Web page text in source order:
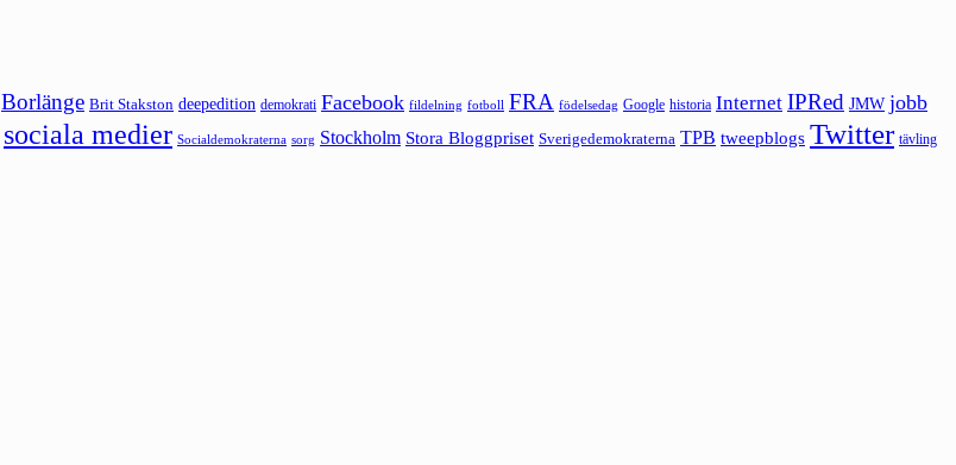
Borlänge Brit Stakston deepedition demokrati Facebook fildelning fotboll FRA födelsedag Google historia Internet IPRed JMW jobb
sociala medier Socialdemokraterna sorg Stockholm Stora Bloggpriset Sverigedemokraterna TPB tweepblogs Twitter tävling